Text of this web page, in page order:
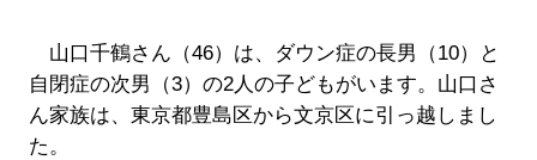
山口千鶴さん（46）は、ダウン症の長男（10）と
自閉症の次男（3）の2人の子どもがいます。山口さ
ん家族は、東京都豊島区から文京区に引っ越しまし
た。